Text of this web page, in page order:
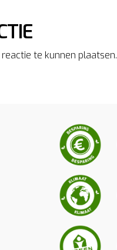
te kunnen plaatsen.